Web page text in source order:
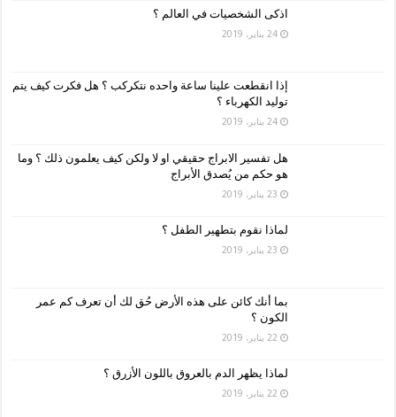
اذكى الشخصيات في العالم ؟
24 يناير، 2019
إذا انقطعت علينا ساعة واحده نتكركب ؟ هل فكرت كيف يتم
توليد الكهرباء ؟
24 يناير، 2019
هل تفسير الابراج حقيقي او لا ولكن كيف يعلمون ذلك ؟ وما
هو حكم من يُصدق الأبراج
23 يناير، 2019
لماذا نقوم بتطهير الطفل ؟
23 يناير، 2019
بما أنك كائن على هذه الأرض حُق لك أن تعرف كم عمر
الكون ؟
22 يناير، 2019
لماذا يظهر الدم بالعروق باللون الأزرق ؟
22 يناير، 2019